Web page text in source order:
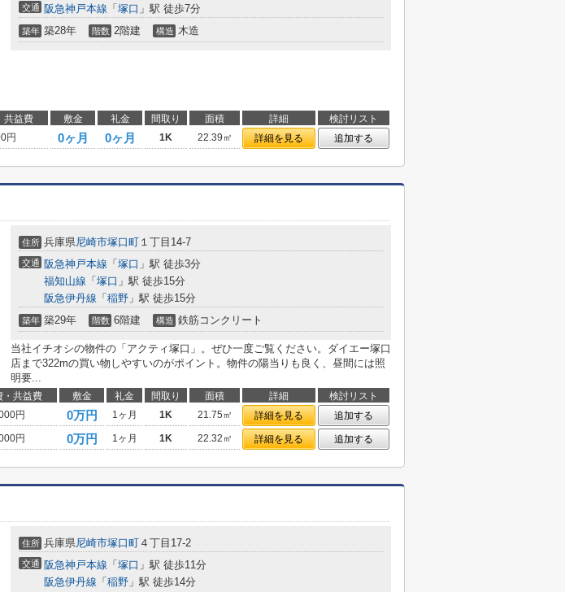
交通 阪急神戸本線 「 塚口 」駅 徒歩7分
築年 築28年 階数 2階建 構造 木造
共益費 敷金 礼金 間取り 面積 詳細
検討リスト
円 0ヶ月 0ヶ月 1K 22.39㎡ 詳細を見る 追加する
住所 兵庫県尼崎市塚口町 １丁目14-7
交通 阪急神戸本線 「 塚口 」駅 徒歩3分
福知山線 「 塚口 」駅 徒歩15分
阪急伊丹線 「 稲野 」駅 徒歩15分
築年 築29年 階数 6階建 構造 鉄筋コンクリート
当社イチオシの物件の「アクティ塚口」。ぜひ一度ご覧ください。ダイエー塚口
店まで322mの買い物しやすいのがポイント。物件の陽当りも良く、昼間には照
明要...
・共益費 敷金 礼金 間取り 面積 詳細
検討リスト
円 0万円 1ヶ月 1K 21.75㎡ 詳細を見る
追加する
円 0万円 1ヶ月 1K 22.32㎡ 詳細を見る 追加する
住所 兵庫県尼崎市塚口町 ４丁目17-2
交通 阪急神戸本線 「 塚口 」駅 徒歩11分
阪急伊丹線 「 稲野 」駅 徒歩14分